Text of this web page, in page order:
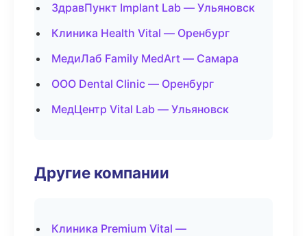
ЗдравПункт Implant Lab — Ульяновск
Клиника Health Vital — Оренбург
МедиЛаб Family MedArt — Самара
ООО Dental Clinic — Оренбург
МедЦентр Vital Lab — Ульяновск
Другие компании
Клиника Premium Vital —